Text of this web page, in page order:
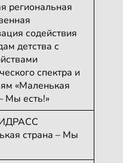
региональная
содействия
детства с
спектра и
«Маленькая
Мы есть!»
страна – Мы